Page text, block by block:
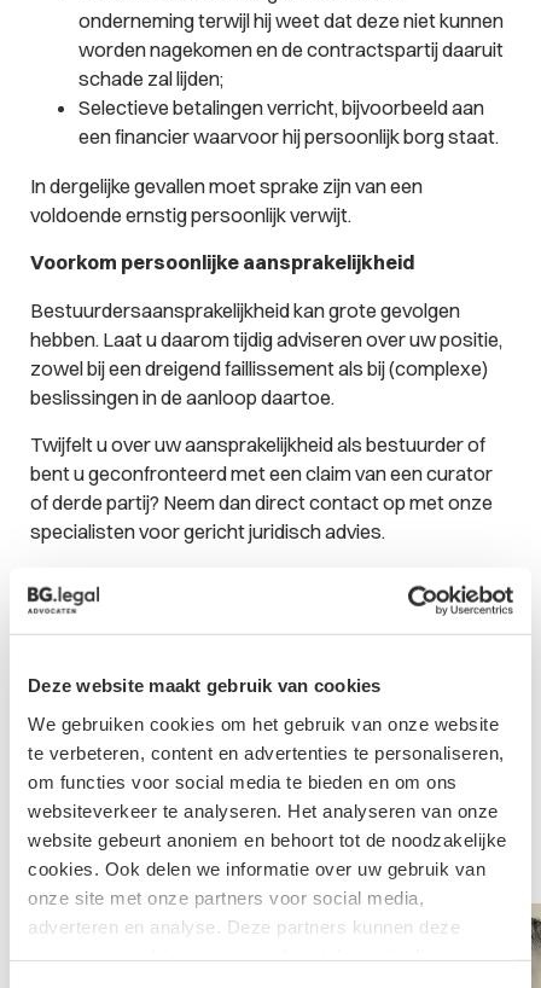
Deze website maakt gebruik van cookies
We gebruiken cookies om het gebruik van onze website
te verbeteren, content en advertenties te personaliseren,
om functies voor social media te bieden en om ons
websiteverkeer te analyseren. Het analyseren van onze
website gebeurt anoniem en behoort tot de noodzakelijke
cookies. Ook delen we informatie over uw gebruik van
onze site met onze partners voor social media,
adverteren en analyse. Deze partners kunnen deze
onderneming terwijl hij weet dat deze niet kunnen
worden nagekomen en de contractspartij daaruit
schade zal lijden;
Selectieve betalingen verricht, bijvoorbeeld aan
een financier waarvoor hij persoonlijk borg staat.
In dergelijke gevallen moet sprake zijn van een
voldoende ernstig persoonlijk verwijt.
Voorkom persoonlijke aansprakelijkheid
Bestuurdersaansprakelijkheid kan grote gevolgen
hebben. Laat u daarom tijdig adviseren over uw positie,
zowel bij een dreigend faillissement als bij (complexe)
beslissingen in de aanloop daartoe.
Twijfelt u over uw aansprakelijkheid als bestuurder of
bent u geconfronteerd met een claim van een curator
of derde partij? Neem dan direct contact op met onze
specialisten voor gericht juridisch advies.
Waarmee kunnen wij helpen?
Onze
specialisten